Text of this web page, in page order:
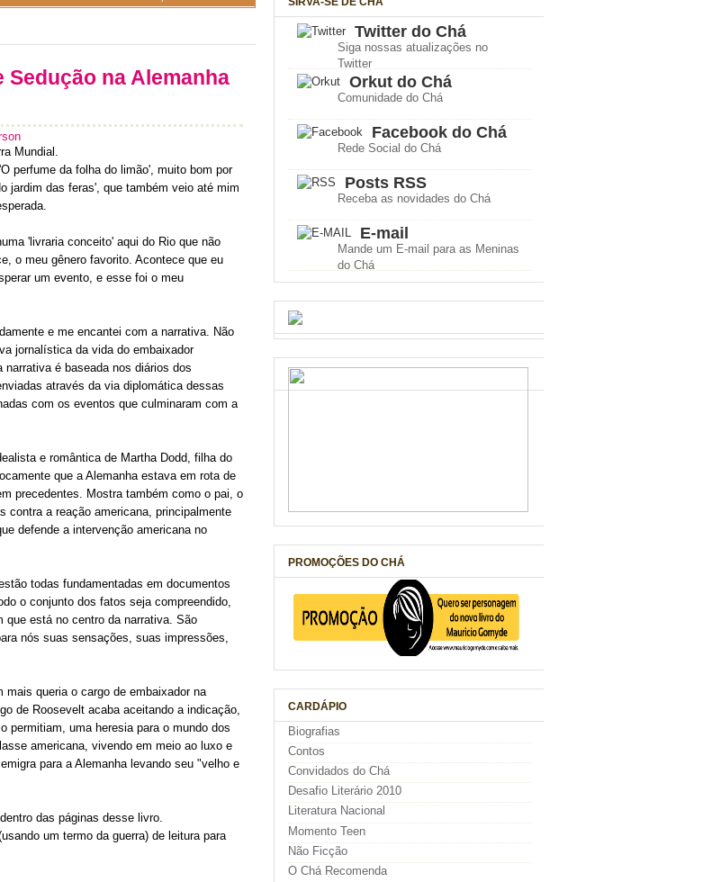
Sedução na Alemanha
Mundial.
perfume da folha do limão', muito bom por
jardim das feras', que também veio até mim
'livraria conceito' aqui do Rio que não
o meu gênero favorito. Acontece que eu
um evento, e esse foi o meu
e me encantei com a narrativa. Não
jornalística da vida do embaixador
é baseada nos diários dos
através da via diplomática dessas
com os eventos que culminaram com a
e romântica de Martha Dodd, filha do
que a Alemanha estava em rota de
precedentes. Mostra também como o pai, o
contra a reação americana, principalmente
defende a intervenção americana no
todas fundamentadas em documentos
o conjunto dos fatos seja compreendido,
que está no centro da narrativa. São
nós suas sensações, suas impressões,
queria o cargo de embaixador na
de Roosevelt acaba aceitando a indicação,
permitiam, uma heresia para o mundo dos
americana, vivendo em meio ao luxo e
para a Alemanha levando seu "velho e
das páginas desse livro.
um termo da guerra) de leitura para
Twitter do Chá
Siga nossas atualizações no
Twitter
Orkut do Chá
Comunidade do Chá
Facebook do Chá
Rede Social do Chá
Posts RSS
Receba as novidades do Chá
E-mail
Mande um E-mail para as Meninas
do Chá
PROMOÇÕES DO CHÁ
CARDÁPIO
Biografias
Contos
Convidados do Chá
Desafio Literário 2010
Literatura Nacional
Momento Teen
Não Ficção
O Chá Recomenda